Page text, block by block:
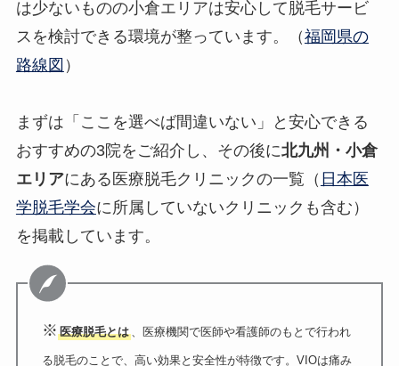
は少ないものの小倉エリアは安心して脱毛サービ
スを検討できる環境が整っています。（福岡県の
路線図 ）
まずは「ここを選べば間違いない」と安心できる
おすすめの3院をご紹介し、その後に北九州・小倉
エリアにある医療脱毛クリニックの一覧（ 日本医
学脱毛学会に所属していないクリニックも含む）
を掲載しています。
※ 医療脱毛とは、医療機関で医師や看護師のもとで行われ
る脱毛のことで、高い効果と安全性が特徴です。VIOは痛み